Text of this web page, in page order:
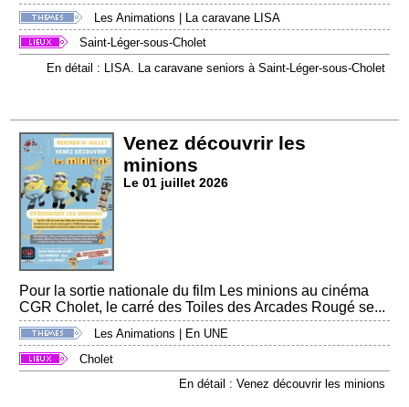
Les Animations | La caravane LISA
Saint-Léger-sous-Cholet
En détail : LISA. La caravane seniors à Saint-Léger-sous-Cholet
Venez découvrir les
minions
Le 01 juillet 2026
Pour la sortie nationale du film Les minions au cinéma
CGR Cholet, le carré des Toiles des Arcades Rougé se...
Les Animations
En UNE
Cholet
En détail : Venez découvrir les minions